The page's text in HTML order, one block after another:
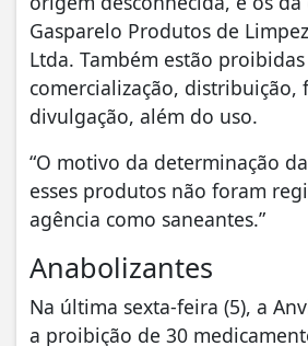
Gasparelo Produtos de
Ltda. Também estão proibidas
comercialização, distribuição,
divulgação, além do uso.
“O motivo da determinação
esses produtos não foram
agência como saneantes.”
Anabolizantes
Na última sexta-feira (5), a
a proibição de 30